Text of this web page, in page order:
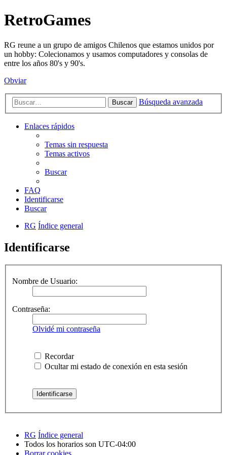
RetroGames
RG reune a un grupo de amigos Chilenos que estamos unidos por
un hobby: Colecionamos y usamos computadores y consolas de
entre los años 80's y 90's.
Obviar
Buscar Búsqueda avanzada
Enlaces rápidos
Temas sin respuesta
Temas activos
Buscar
FAQ
Identificarse
Buscar
RG Índice general
Identificarse
Nombre de Usuario:
Contraseña:
Olvidé mi contraseña
Recordar
Ocultar mi estado de conexión en esta sesión
RG Índice general
Todos los horarios son UTC-04:00
Borrar cookies